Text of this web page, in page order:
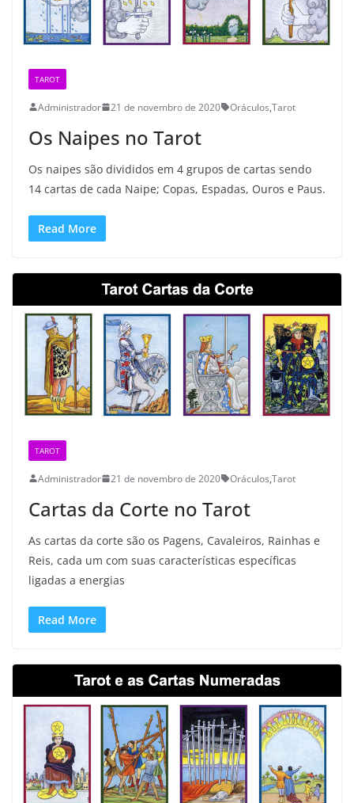
TAROT
Administrador 21 de novembro de 2020 Oráculos,Tarot
Os Naipes no Tarot
Os naipes são divididos em 4 grupos de cartas sendo
14 cartas de cada Naipe; Copas, Espadas, Ouros e Paus.
Read More
TAROT
Administrador 21 de novembro de 2020 Oráculos,Tarot
Cartas da Corte no Tarot
As cartas da corte são os Pagens, Cavaleiros, Rainhas e
Reis, cada um com suas características específicas
ligadas a energias
Read More